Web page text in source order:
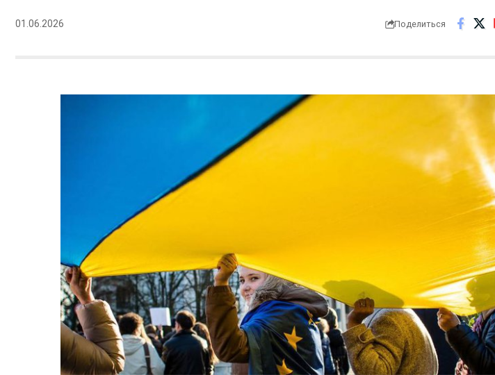
01.06.2026 Поделиться